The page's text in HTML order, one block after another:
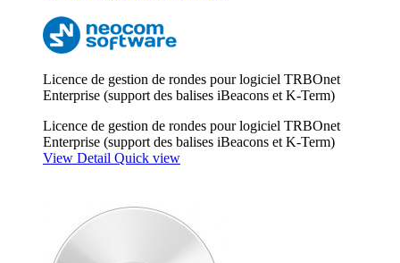
Licence de gestion de rondes pour logiciel TRBOnet
Enterprise (support des balises iBeacons et K-Term)
Licence de gestion de rondes pour logiciel TRBOnet
Enterprise (support des balises iBeacons et K-Term)
View Detail Quick view